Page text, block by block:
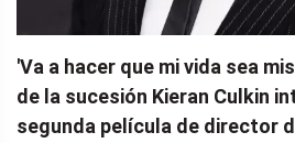
'Va a hacer que mi vida sea
de la sucesión Kieran Culkin
segunda película de director